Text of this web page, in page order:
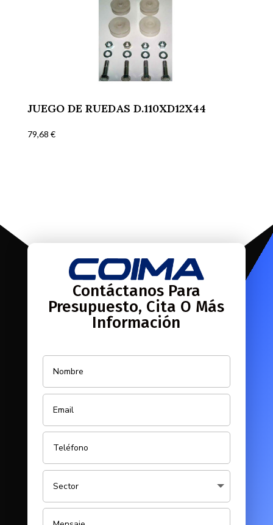
JUEGO DE RUEDAS D.110XD12X44
79,68 €
Contáctanos Para
Presupuesto, Cita O Más
Información